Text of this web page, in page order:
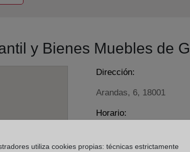
y Bienes Muebles de
Dirección:
Arandas, 6, 18001
Horario:
De lunes a viernes de
Agosto: De lunes a
utiliza cookies propias: técnicas estrictamente